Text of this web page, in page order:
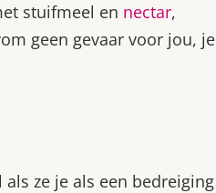
stuifmeel en nectar,
geen gevaar voor jou, je
ze je als een bedreiging